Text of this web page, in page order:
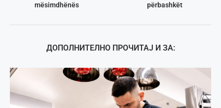
mësimdhënës
përbashkët
ДОПОЛНИТЕЛНО ПРОЧИТАЈ И ЗА: